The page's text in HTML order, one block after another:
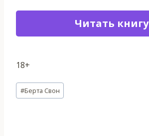
Читать книгу
18+
Метки
записи:
#Берта Свон